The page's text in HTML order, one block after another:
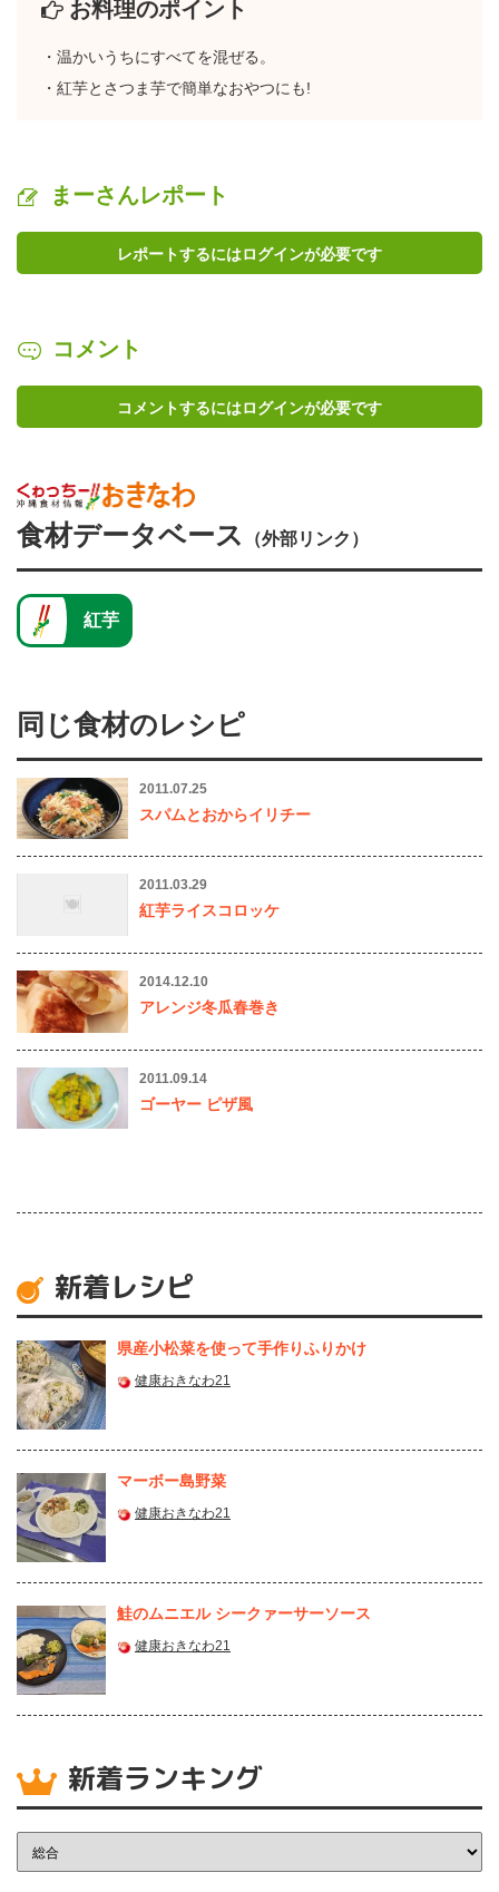
お料理のポイント
・温かいうちにすべてを混ぜる。
・紅芋とさつま芋で簡単なおやつにも!
まーさんレポート
レポートするにはログインが必要です
コメント
コメントするにはログインが必要です
食材データベース （外部リンク）
紅芋
同じ食材のレシピ
2011.07.25
スパムとおからイリチー
2011.03.29
紅芋ライスコロッケ
2014.12.10
アレンジ冬瓜春巻き
2011.09.14
ゴーヤー ピザ風
新着レシピ
県産⼩松菜を使って⼿作りふりかけ
健康おきなわ21
マーボー島野菜
健康おきなわ21
鮭のムニエル シークァーサーソース
健康おきなわ21
新着ランキング